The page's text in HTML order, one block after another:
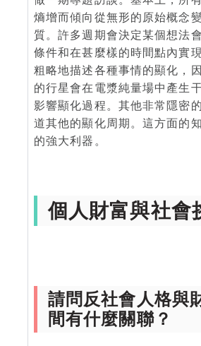
熵增而傾向從無形的原始概念
質。許多週期會決定某個想法
條件和在甚麼樣的時間點內實
粗略地描述各種事情的顯化，
的行星會在電漿純量場中產生
影響顯化過程。其他非常隱密
道其他的顯化周期。這方面的
的強大利器。
個人財富與社會
請問反社會人格與
間有什麼關聯？